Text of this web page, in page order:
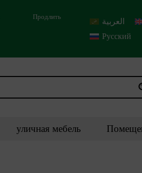
Продлить العربية
Русский
уличная мебель